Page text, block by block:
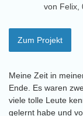
von Felix,
Zum Projekt
Meine Zeit in
Ende. Es waren
viele tolle Leute
gelernt habe und